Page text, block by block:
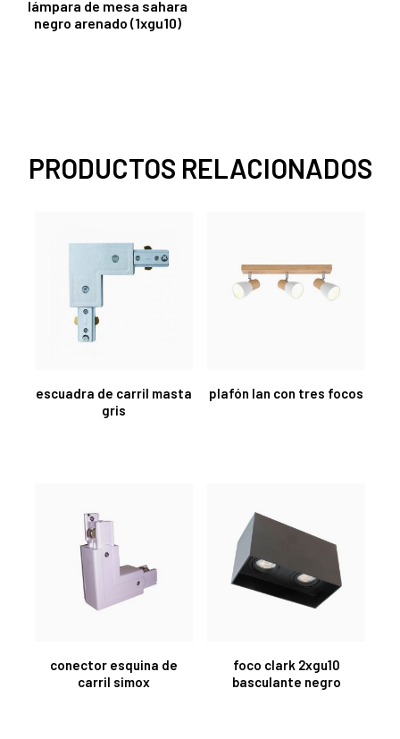
lámpara de mesa sahara
negro arenado (1xgu10)
PRODUCTOS RELACIONADOS
escuadra de carril masta
gris
plafón lan con tres focos
conector esquina de
carril simox
foco clark 2xgu10
basculante negro